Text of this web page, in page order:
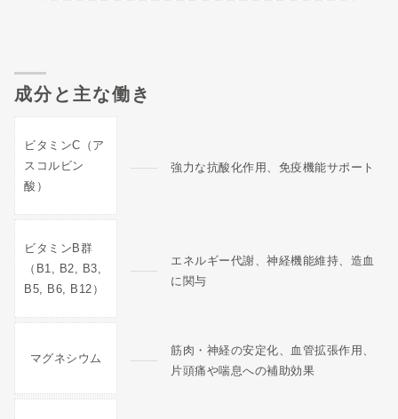
成分と主な働き
ビタミンC（ア
スコルビン
酸）
強力な抗酸化作用、免疫機能サポート
ビタミンB群
（B1, B2, B3,
B5, B6, B12）
エネルギー代謝、神経機能維持、造血
に関与
マグネシウム
筋肉・神経の安定化、血管拡張作用、
片頭痛や喘息への補助効果